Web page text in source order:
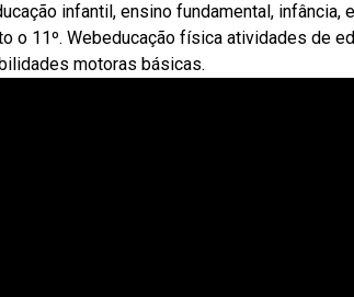
infantil, ensino fundamental,
o 11º. Webeducação física atividades de
motoras básicas.